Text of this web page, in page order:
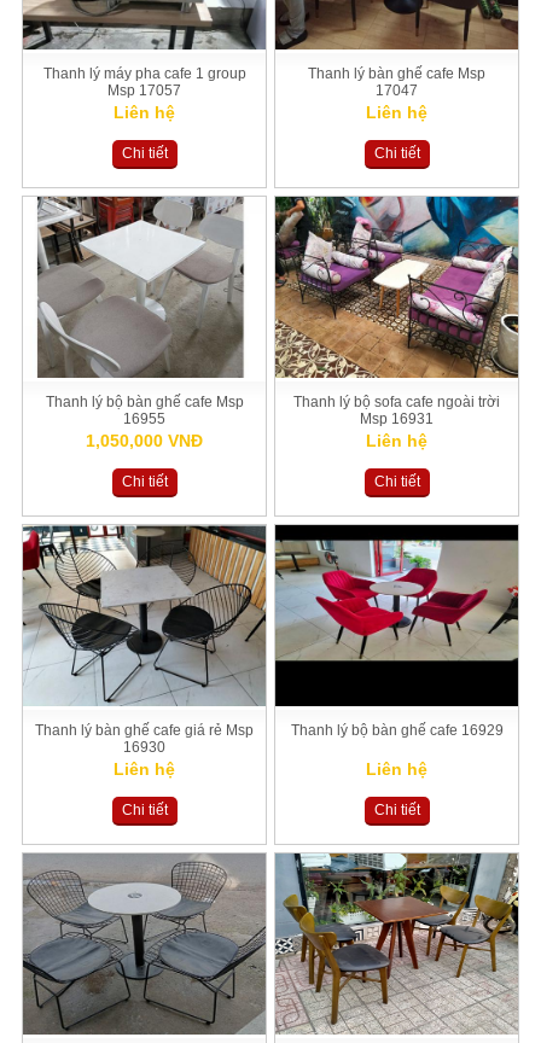
Thanh lý máy pha cafe 1 group
Msp 17057
Liên hệ
Chi tiết
Thanh lý bàn ghế cafe Msp
17047
Liên hệ
Chi tiết
Thanh lý bộ bàn ghế cafe Msp
16955
1,050,000 VNĐ
Chi tiết
Thanh lý bộ sofa cafe ngoài trời
Msp 16931
Liên hệ
Chi tiết
Thanh lý bàn ghế cafe giá rẻ Msp
16930
Liên hệ
Chi tiết
Thanh lý bộ bàn ghế cafe 16929
Liên hệ
Chi tiết